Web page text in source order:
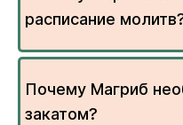
расписание
Почему Магриб
закатом?